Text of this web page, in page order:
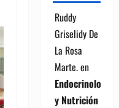
Ruddy
Griselidy De
La Rosa
Marte.en
Endocrinología
y Nutrición